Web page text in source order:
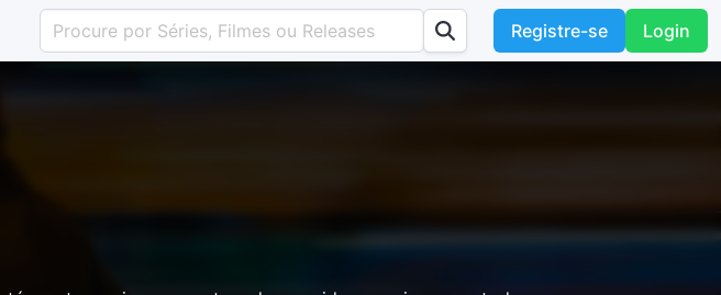
Registre-se Login